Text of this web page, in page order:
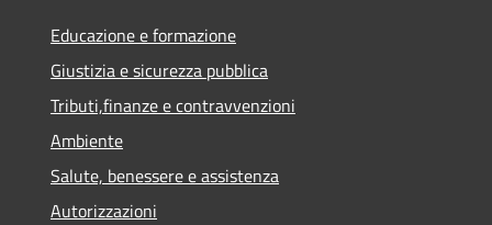
Educazione e formazione
Giustizia e sicurezza pubblica
Tributi,finanze e contravvenzioni
Ambiente
Salute, benessere e assistenza
Autorizzazioni